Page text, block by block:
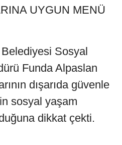
UYGUN MENÜ
Sosyal
Funda Alpaslan
dışarıda güvenle
sosyal yaşam
dikkat çekti.